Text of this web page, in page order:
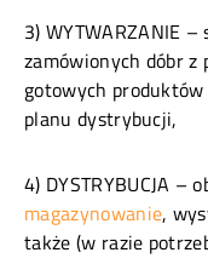
3) WYTWARZANIE
zamówionych dóbr z
gotowych
planu dystrybucji,
4) DYSTRYBUCJA –
magazynowanie,
także (w razie